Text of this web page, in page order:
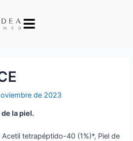
de 2023
la piel.
Acetil tetrapéptido-40 (1%)*, Piel de